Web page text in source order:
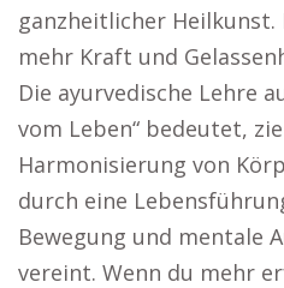
ganzheitlicher Heilkunst.
mehr Kraft und
Die ayurvedische Lehre
vom Leben“ bedeutet,
Harmonisierung von
durch eine
Bewegung und mentale
vereint. Wenn du mehr